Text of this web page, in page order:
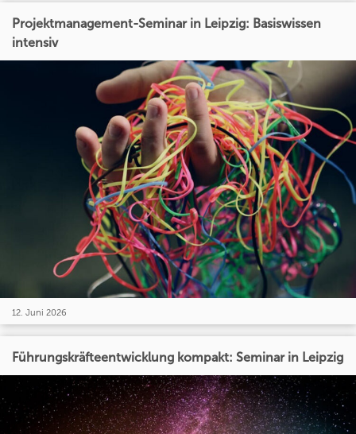
Projektmanagement-Seminar in Leipzig: Basiswissen
intensiv
12. Juni 2026
Führungskräfteentwicklung kompakt: Seminar in Leipzig